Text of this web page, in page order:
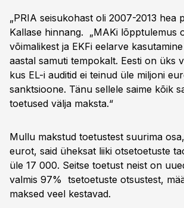
„PRIA seisukohast oli 2007-2013 hea
Kallase hinnang. „MAKi lõpptulemus
võimalikest ja EKFi eelarve
aastal samuti tempokalt. Eesti on üks
kus EL-i auditid ei teinud üle miljoni
sanktsioone. Tänu sellele saime kõik
toetused välja maksta.“
Mullu makstud toetustest suurima
eurot, said üheksat liiki otsetoetuste
üle 17 000. Seitse toetust neist on
valmis 97% tsetoetuste otsustest,
maksed veel kestavad.